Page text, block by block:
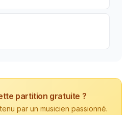
partition gratuite ?
par un musicien passionné.